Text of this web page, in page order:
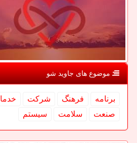
موضوع های جاوید شو
برنامه فرهنگ شركت
صنعت
سلامت سیستم